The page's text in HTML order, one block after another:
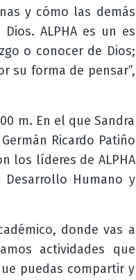
y cómo las demás
ALPHA es un es
o conocer de Dios;
su forma de pensar”,
m. En el que Sandra
Ricardo Patiño
los líderes de ALPHA
Desarrollo Humano y
donde vas a
actividades que
puedas compartir y